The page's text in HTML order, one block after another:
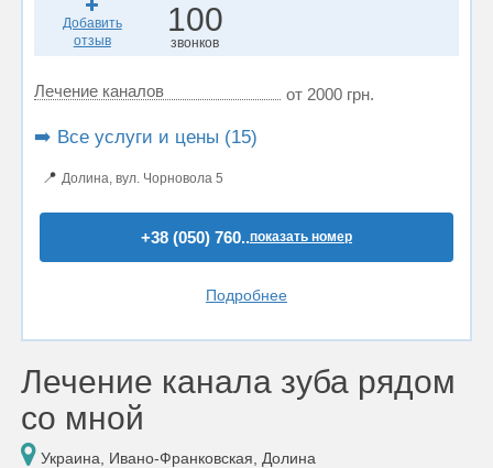
Добавить
отзыв
100
звонков
Лечение каналов от 2000 грн.
➡️ Все услуги и цены (15)
📍 Долина, вул. Чорновола 5
+38 (050) 760..показать номер
Подробнее
Лечение канала зуба рядом
со мной
Украина, Ивано-Франковская, Долина